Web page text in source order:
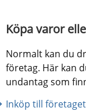
Köpa varor
Normalt kan du
företag. Här kan
undantag som
Inköp till företaget